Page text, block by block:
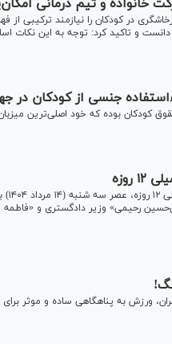
خانواده و تیم درمانی
در کودکان را نیازمند ترکیبی از
و تاکید کرد: توجه به این نکات
جنسی از کودکان در
کودکان بوده که خود اصلی‌ترین
رحیمی» وزیر دادگستری و «فاطمه
ورزش به پناهگاهی ساده و موثر